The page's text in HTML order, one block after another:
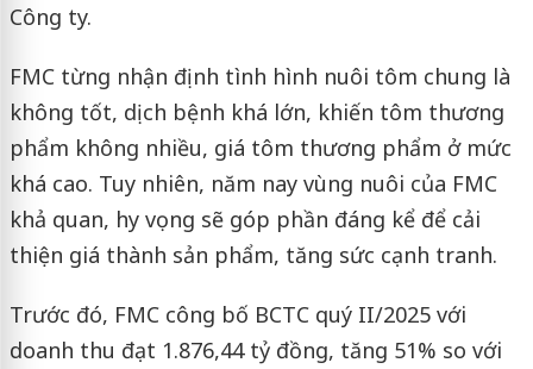
Công ty.
FMC từng nhận định tình hình nuôi tôm chung là
không tốt, dịch bệnh khá lớn, khiến tôm thương
phẩm không nhiều, giá tôm thương phẩm ở mức
khá cao. Tuy nhiên, năm nay vùng nuôi của FMC
khả quan, hy vọng sẽ góp phần đáng kể để cải
thiện giá thành sản phẩm, tăng sức cạnh tranh.
Trước đó, FMC công bố BCTC quý II/2025 với
doanh thu đạt 1.876,44 tỷ đồng, tăng 51% so với